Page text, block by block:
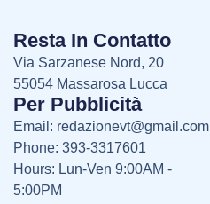
Resta In Contatto
Via Sarzanese Nord, 20
55054 Massarosa Lucca
Per Pubblicità
Email: redazionevt@gmail.com
Phone: 393-3317601
Hours: Lun-Ven 9:00AM -
5:00PM